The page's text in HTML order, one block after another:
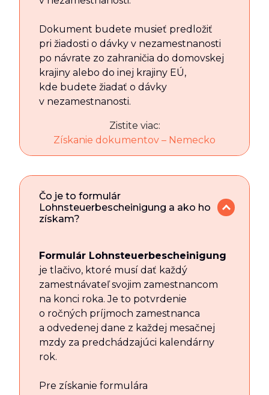
Dokument budete musieť predložiť
pri žiadosti o dávky v nezamestnanosti
po návrate zo zahraničia do domovskej
krajiny alebo do inej krajiny EÚ,
kde budete žiadať o dávky
v nezamestnanosti.
Zistite viac:
Získanie dokumentov – Nemecko
Čo je to formulár
Lohnsteuerbescheinigung a ako ho
získam?
Formulár Lohnsteuerbescheinigung
je tlačivo, ktoré musí dať každý
zamestnávateľ svojim zamestnancom
na konci roka. Je to potvrdenie
o ročných príjmoch zamestnanca
a odvedenej dane z každej mesačnej
mzdy za predchádzajúci kalendárny
rok.
Pre získanie formulára